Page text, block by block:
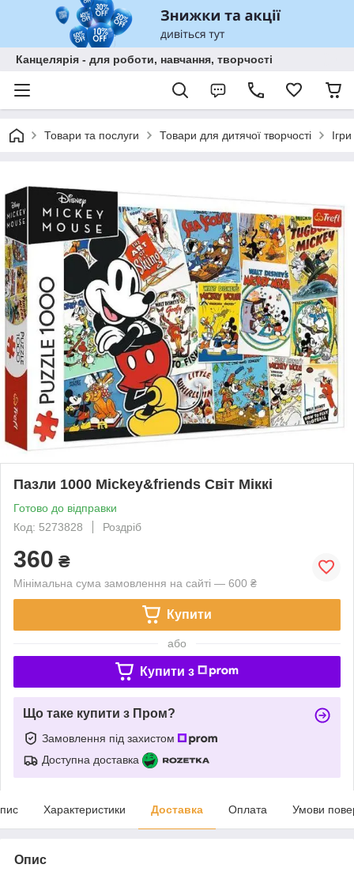
Канцелярія - для роботи, навчання, творчості
Товари та послуги Товари для дитячої творчості
Пазли 1000 Mickey&friends Світ Міккі
Готово до відправки
Код: 5273828
Роздріб
360 ₴
Мінімальна сума замовлення на сайті — 600 ₴
Купити
або
Купити з
Що таке купити з Пром?
Замовлення під захистом
Доступна доставка
Характеристики Доставка Оплата Умови
Опис